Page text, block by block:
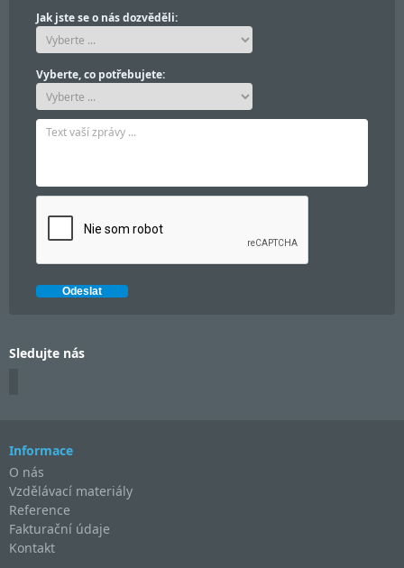
Jak jste se o nás dozvěděli:
Vyberte, co potřebujete:
Sledujte nás
Informace
O nás
Vzdělávací materiály
Reference
Fakturační údaje
Kontakt